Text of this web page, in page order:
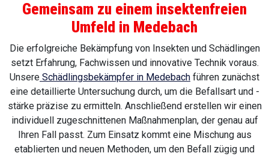
Gemeinsam zu einem insektenfreien
Umfeld in Medebach
Die erfolgreiche Bekämpfung von Insekten und Schädlingen
setzt Erfahrung, Fachwissen und innovative Technik voraus.
Unsere Schädlingsbekämpfer in Medebach führen zunächst
eine detaillierte Untersuchung durch, um die Befallsart und -
stärke präzise zu ermitteln. Anschließend erstellen wir einen
individuell zugeschnittenen Maßnahmenplan, der genau auf
Ihren Fall passt. Zum Einsatz kommt eine Mischung aus
etablierten und neuen Methoden, um den Befall zügig und